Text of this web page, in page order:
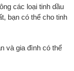
các loại tinh dầu
bạn có thể cho tinh
và gia đình có thể